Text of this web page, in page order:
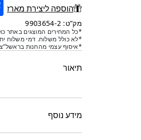
ראנר
לשולחן
ארוג
בסגנון
בוהו
-
30*180
הוספה ליצירת מארז
מק”ט: 9903654-2
*כל המחירים המוצגים באתר
*לא כולל משלוח. דמי משלוח
*איסוף עצמי מהחנות
תיאור
מידע נוסף